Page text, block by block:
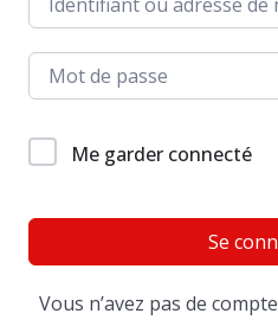
Me garder connecté
Se
Vous n’avez pas de